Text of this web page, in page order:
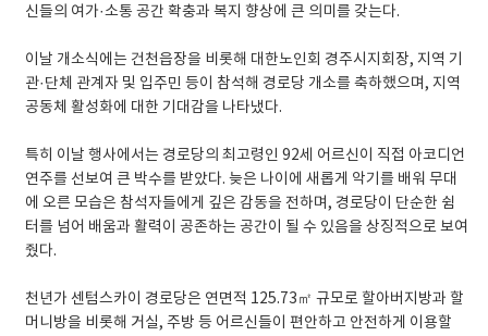
신들의 여가·소통 공간 확충과 복지 향상에 큰 의미를 갖는다.
이날 개소식에는 건천읍장을 비롯해 대한노인회 경주시지회장, 지역 기
관·단체 관계자 및 입주민 등이 참석해 경로당 개소를 축하했으며, 지역
공동체 활성화에 대한 기대감을 나타냈다.
특히 이날 행사에서는 경로당의 최고령인 92세 어르신이 직접 아코디언
연주를 선보여 큰 박수를 받았다. 늦은 나이에 새롭게 악기를 배워 무대
에 오른 모습은 참석자들에게 깊은 감동을 전하며, 경로당이 단순한 쉼
터를 넘어 배움과 활력이 공존하는 공간이 될 수 있음을 상징적으로 보여
줬다.
천년가 센텀스카이 경로당은 연면적 125.73㎡ 규모로 할아버지방과 할
머니방을 비롯해 거실, 주방 등 어르신들이 편안하고 안전하게 이용할